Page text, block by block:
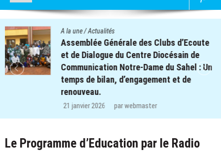
A la une/Actualités
Quatre cent soixante-deux (462) enfants
des clubs d’écoute du projet REPERE
retrouvent le chemin de l’école dans les
régions de Koulsé et de Yaadga.
29 décembre 2025
Le Programme d’Education par le Radio